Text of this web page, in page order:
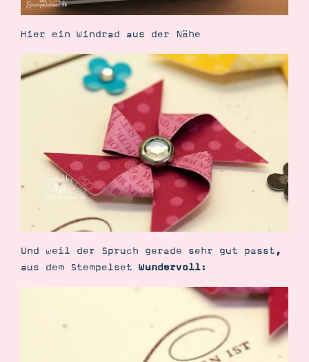
Impressum Datenschutz
Hier ein Windrad aus der Nähe
Und weil der Spruch gerade sehr gut passt,
aus dem Stempelset Wundervoll: